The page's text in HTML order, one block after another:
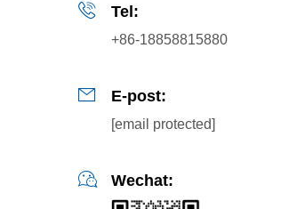
Tel:
+86-18858815880
E-post:
[email protected]
Wechat: